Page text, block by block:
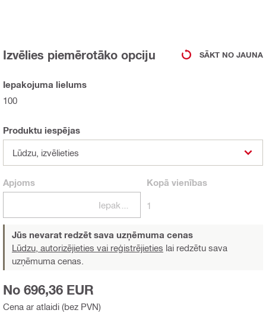
Izvēlies piemērotāko opciju SĀKT NO JAUNA
Iepakojuma lielums
100
Produktu iespējas
Lūdzu, izvēlieties
Apjoms Kopā vienības
1
Jūs nevarat redzēt sava uzņēmuma cenas
Lūdzu, autorizējieties vai reģistrējieties lai redzētu sava
uzņēmuma cenas.
Cena ar atlaidi (bez PVN)
No 696,36 EUR